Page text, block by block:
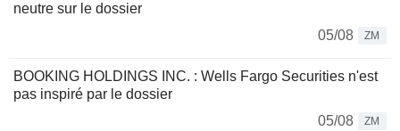
neutre sur le dossier
05/08
ZM
BOOKING HOLDINGS INC. : Wells Fargo Securities n'est
pas inspiré par le dossier
05/08
ZM